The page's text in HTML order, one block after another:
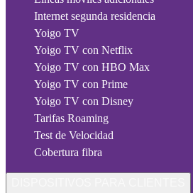
Internet segunda residencia
Yoigo TV
Yoigo TV con Netflix
Yoigo TV con HBO Max
Yoigo TV con Prime
Yoigo TV con Disney
Tarifas Roaming
Test de Velocidad
Cobertura fibra